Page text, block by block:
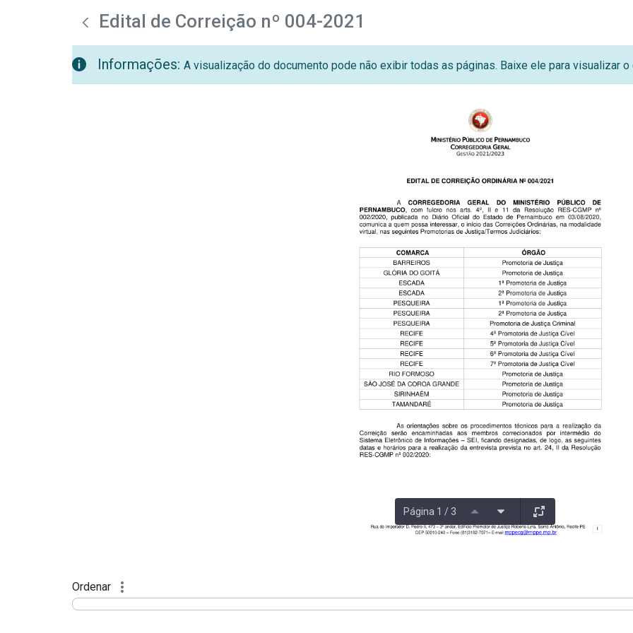
Pular para o Conteúdo principal
teste descricaoEdital de Correição nº 004-2021
Informações: A visualização do documento pode não exibir todas as páginas. Baixe ele para visualizar
Página 1 / 3
Ordenar